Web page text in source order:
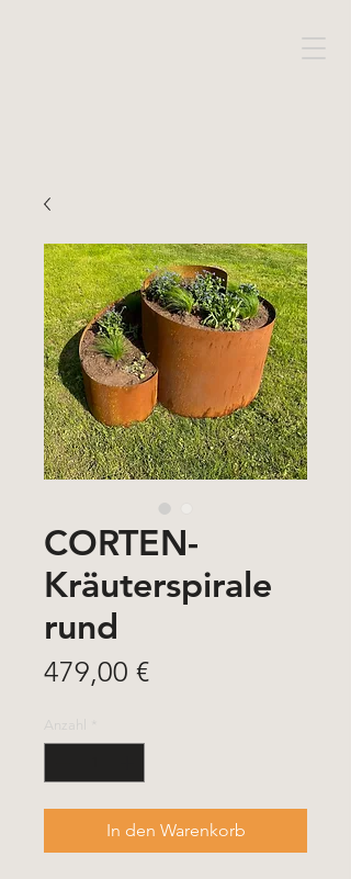
CORTEN-
Kräuterspirale
rund
479,00 €Preis
Anzahl
In den Warenkorb